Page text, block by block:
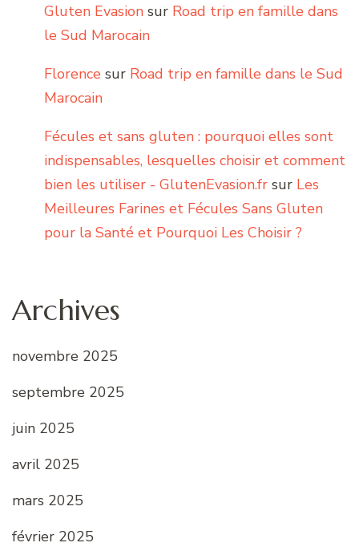
Gluten Evasion sur Road trip en famille dans
le Sud Marocain
Florence sur Road trip en famille dans le Sud
Marocain
Fécules et sans gluten : pourquoi elles sont
indispensables, lesquelles choisir et comment
bien les utiliser - GlutenEvasion.fr sur Les
Meilleures Farines et Fécules Sans Gluten
pour la Santé et Pourquoi Les Choisir ?
Archives
novembre 2025
septembre 2025
juin 2025
avril 2025
mars 2025
février 2025